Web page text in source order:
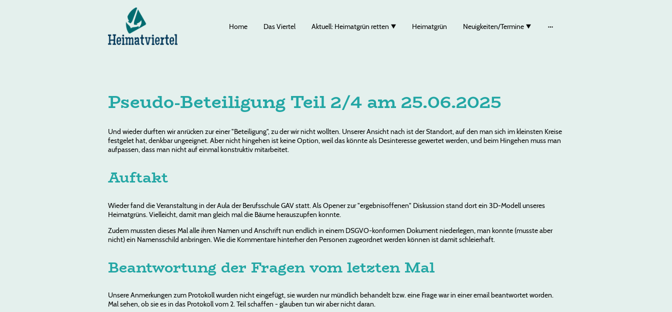
Home Das Viertel Aktuell: Heimatgrün retten Heimatgrün Neuigkeiten/Termine
Pseudo-Beteiligung Teil 2/4 am 25.06.2025
Und wieder durften wir anrücken zur einer "Beteiligung", zu der wir nicht wollten. Unserer Ansicht nach ist der Standort, auf den man sich im kleinsten Kreise
festgelet hat, denkbar ungeeignet. Aber nicht hingehen ist keine Option, weil das könnte als Desinteresse gewertet werden, und beim Hingehen muss man
aufpassen, dass man nicht auf einmal konstruktiv mitarbeitet.
Auftakt
Wieder fand die Veranstaltung in der Aula der Berufsschule GAV statt. Als Opener zur "ergebnisoffenen" Diskussion stand dort ein 3D-Modell unseres
Heimatgrüns. Vielleicht, damit man gleich mal die Bäume herauszupfen konnte.
Zudem mussten dieses Mal alle ihren Namen und Anschrift nun endlich in einem DSGVO-konformen Dokument niederlegen, man konnte (musste aber
nicht) ein Namensschild anbringen. Wie die Kommentare hinterher den Personen zugeordnet werden können ist damit schleierhaft.
Beantwortung der Fragen vom letzten Mal
Unsere Anmerkungen zum Protokoll wurden nicht eingefügt, sie wurden nur mündlich behandelt bzw. eine Frage war in einer email beantwortet worden.
Mal sehen, ob sie es in das Protokoll vom 2. Teil schaffen - glauben tun wir aber nicht daran.